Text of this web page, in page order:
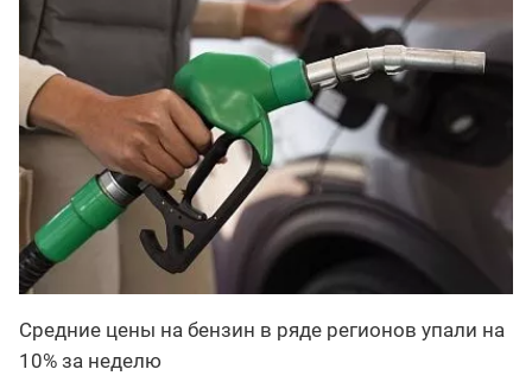
Средние цены на бензин в ряде регионов упали на
10% за неделю